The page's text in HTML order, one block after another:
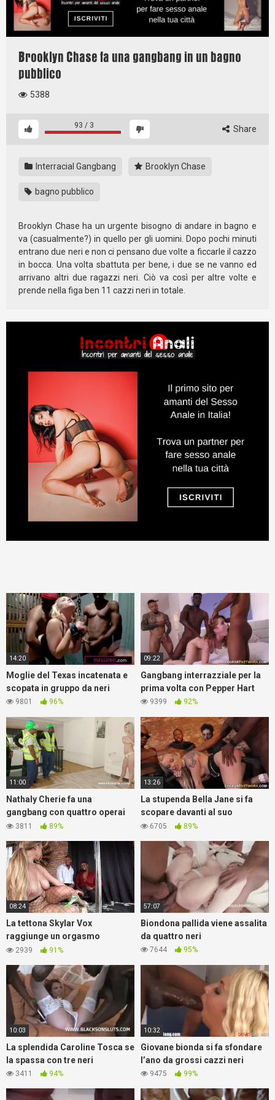
Brooklyn Chase fa una gangbang in un bagno
pubblico
5388
93 / 3 Share
Interracial Gangbang Brooklyn Chase
bagno pubblico
Brooklyn Chase ha un urgente bisogno di andare in bagno e
va (casualmente?) in quello per gli uomini. Dopo pochi minuti
entrano due neri e non ci pensano due volte a ficcarle il cazzo
in bocca. Una volta sbattuta per bene, i due se ne vanno ed
arrivano altri due ragazzi neri. Ciò va così per altre volte e
prende nella figa ben 11 cazzi neri in totale.
14:20
Moglie del Texas incatenata e
scopata in gruppo da neri
9801 96%
09:22
Gangbang interrazziale per la
prima volta con Pepper Hart
9399 92%
11:00
Nathaly Cherie fa una
gangbang con quattro operai
neri3811 89%
13:26
La stupenda Bella Jane si fa
scopare davanti al suo
fidanzato
6705 89%
08:24
La tettona Skylar Vox
raggiunge un orgasmo
multiplo durante una gangbang
2939 91%
57:07
Biondona pallida viene assalita
da quattro neri
7644 95%
10:03
La splendida Caroline Tosca se
la spassa con tre neri
3411 94%
10:32
Giovane bionda si fa sfondare
l’ano da grossi cazzi neri
9475 99%